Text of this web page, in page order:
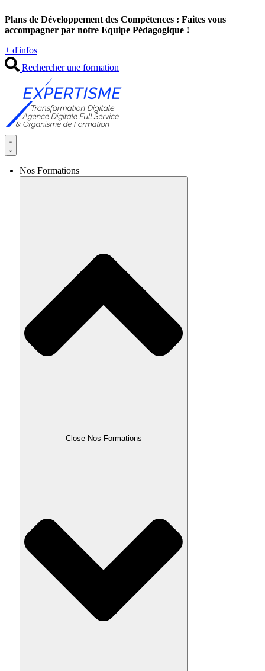
au
contenu
Plans de Développement des Compétences : Faites vous
accompagner par notre Equipe Pédagogique !
+ d'infos
Rechercher une formation
Nos Formations
Close Nos Formations